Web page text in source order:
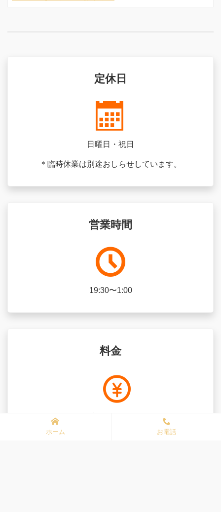
定休日
日曜日・祝日
＊臨時休業は別途おしらせしています。
営業時間
19:30〜1:00
料金
ホーム お電話